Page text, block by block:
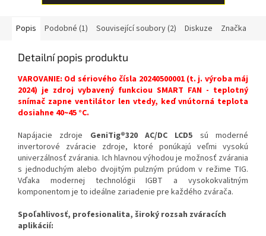
Popis Podobné (1) Související soubory (2) Diskuze Značka
Detailní popis produktu
VAROVANIE: Od sériového čísla 20240500001 (t. j. výroba máj
2024) je zdroj vybavený funkciou SMART FAN - teplotný
snímač zapne ventilátor len vtedy, keď vnútorná teplota
dosiahne 40~45 °C.
Napájacie zdroje GeniTig®320 AC/DC LCD5 sú moderné
invertorové zváracie zdroje, ktoré ponúkajú veľmi vysokú
univerzálnosť zvárania. Ich hlavnou výhodou je možnosť zvárania
s jednoduchým alebo dvojitým pulzným prúdom v režime TIG.
Vďaka modernej technológii IGBT a vysokokvalitným
komponentom je to ideálne zariadenie pre každého zvárača.
Spoľahlivosť, profesionalita, široký rozsah zváracích
aplikácií: